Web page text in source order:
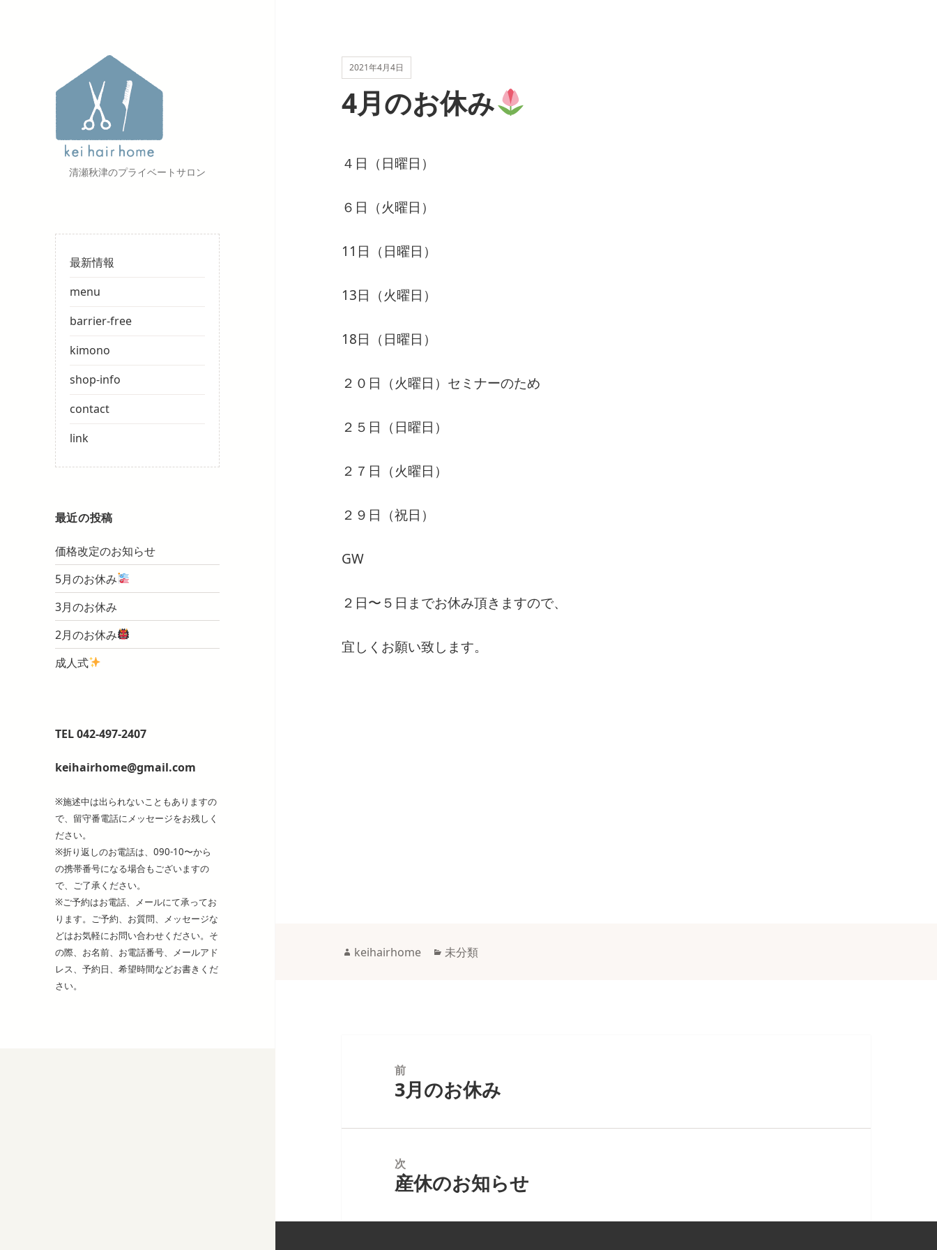
清瀬秋津のプライベートサロン
最新情報
menu
barrier-free
kimono
shop-info
contact
link
最近の投稿
価格改定のお知らせ
5月のお休み
3月のお休み
2月のお休み
成人式
TEL 042-497-2407
keihairhome@gmail.com
※施述中は出られないこともありますの
で、留守番電話にメッセージをお残しく
ださい。
※折り返しのお電話は、090-10〜から
の携帯番号になる場合もございますの
で、ご了承ください。
※ご予約はお電話、メールにて承ってお
ります。ご予約、お質問、メッセージな
どはお気軽にお問い合わせください。そ
の際、お名前、お電話番号、メールアド
レス、予約日、希望時間などお書きくだ
さい。
2021年4月4日
4月のお休み
４日（日曜日）
６日（火曜日）
11日（日曜日）
13日（火曜日）
18日（日曜日）
２０日（火曜日）セミナーのため
２５日（日曜日）
２７日（火曜日）
２９日（祝日）
GW
２日〜５日までお休み頂きますので、
宜しくお願い致します。
作
keihairhome
カ
未分類
ゲ
ン
前
前
投
3月のお休み
次
次
投
産休のお知らせ